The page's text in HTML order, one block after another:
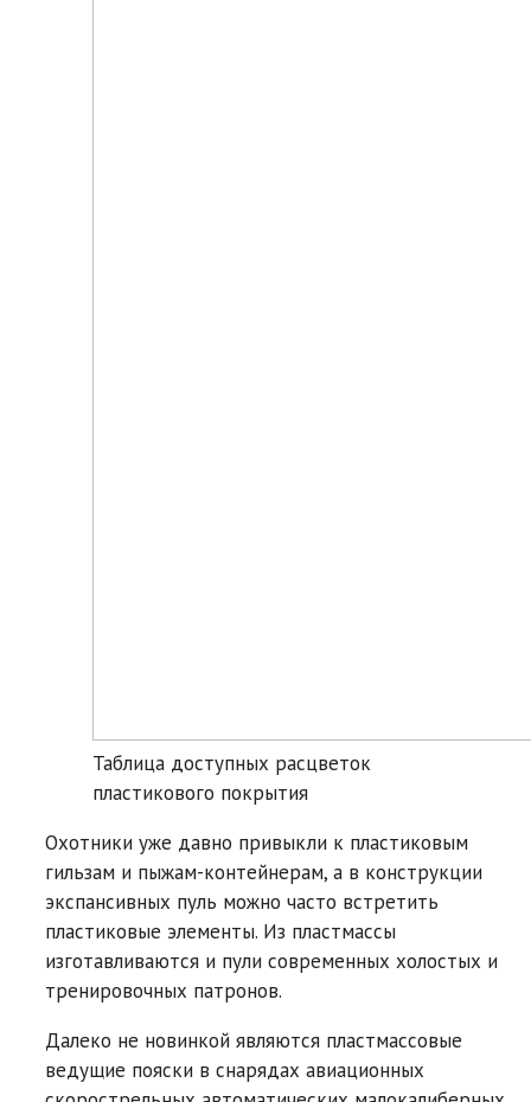
Таблица доступных расцветок
пластикового покрытия
Охотники уже давно привыкли к пластиковым
гильзам и пыжам-контейнерам, а в конструкции
экспансивных пуль можно часто встретить
пластиковые элементы. Из пластмассы
изготавливаются и пули современных холостых и
тренировочных патронов.
Далеко не новинкой являются пластмассовые
ведущие пояски в снарядах авиационных